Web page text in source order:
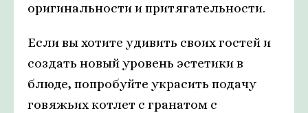
оригинальности и притягательности.
Если вы хотите удивить своих гостей и
создать новый уровень эстетики в
блюде, попробуйте украсить подачу
говяжьих котлет с гранатом с